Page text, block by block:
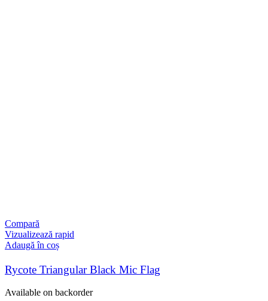
Compară
Vizualizează rapid
Adaugă în coș
Rycote Triangular Black Mic Flag
Available on backorder